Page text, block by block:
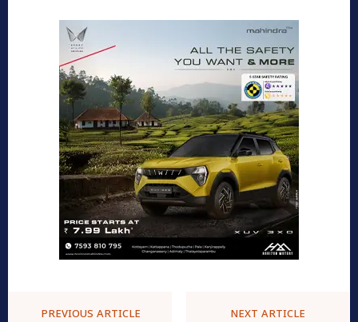
PREVIOUS ARTICLE NEXT ARTICLE